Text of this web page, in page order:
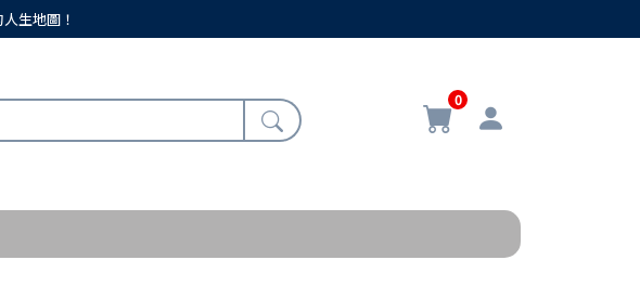
生地圖！
0